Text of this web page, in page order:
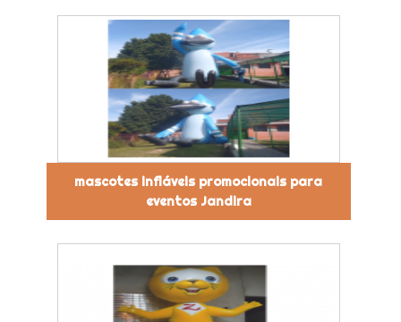
mascotes infláveis promocionais para
eventos Jandira